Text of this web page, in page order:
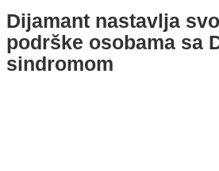
Dijamant nastavlja
podrške osobama sa
sindromom